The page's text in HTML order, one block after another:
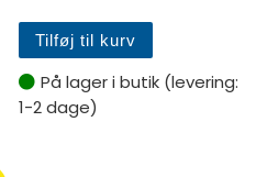
Tilføj til kurv
På lager i butik (levering:
1-2 dage)